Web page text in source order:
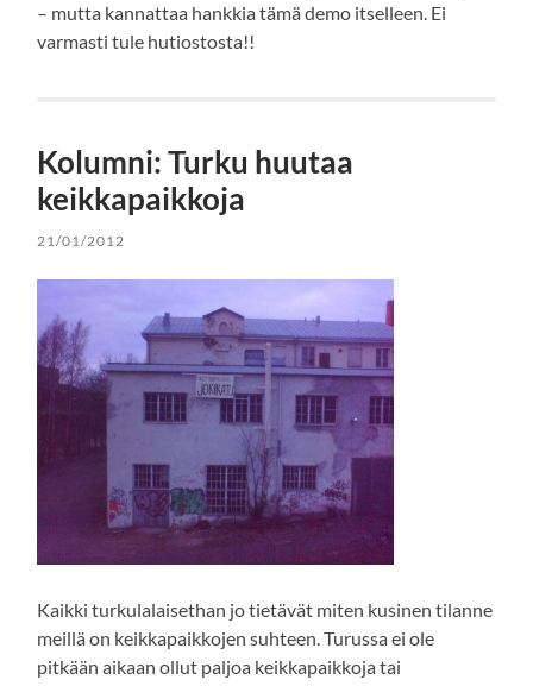
– mutta kannattaa hankkia tämä demo itselleen. Ei
varmasti tule hutiostosta!!
Kolumni: Turku huutaa
keikkapaikkoja
21/01/2012
Kaikki turkulalaisethan jo tietävät miten kusinen tilanne
meillä on keikkapaikkojen suhteen. Turussa ei ole
pitkään aikaan ollut paljoa keikkapaikkoja tai